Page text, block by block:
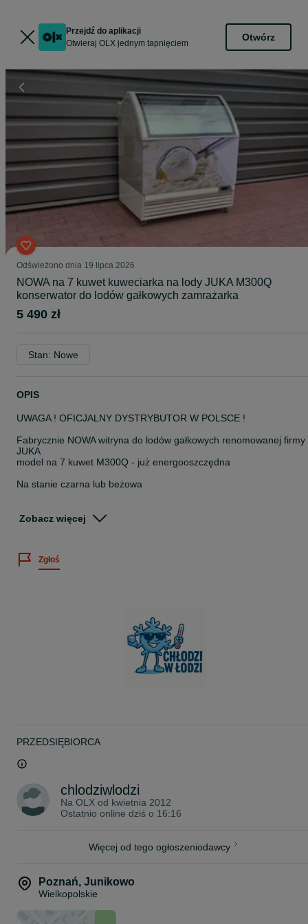
Przejdź do aplikacji
Otwieraj OLX jednym tapnięciem
Otwórz
Odświeżono dnia 19 lipca 2026
NOWA na 7 kuwet kuweciarka na lody JUKA M300Q
konserwator do lodów gałkowych zamrażarka
5 490 zł
Stan: Nowe
OPIS
UWAGA ! OFICJALNY DYSTRYBUTOR W POLSCE !
Fabrycznie NOWA witryna do lodów gałkowych renomowanej firmy
JUKA
model na 7 kuwet M300Q - już energooszczędna
Na stanie czarna lub beżowa
Zakres temperatur -14 -23 °C
Oklejona z trzech stron motywem lodów
9 kuwet - długość - 122cm / szer. 72cm / wys. 120cm
12 kuwet - długość - 166cm / szer. 72cm / wys. 120cm
18 kuwet - długość - 167cm / szer. 91cm / wys. 125cm
Wystawiamy pełne faktury VAT 23% - cena BRUTTO 5490 zł
Opcja z półautomatycznym rozmrażaniem 5850 zł BRUTTO
- wysyłka paletowa ubezpieczona 320 zł brutto - CAŁY KRAJ -
WYSYŁAMY RÓWNIEŻ ZA POBRANIEM !
Lub odbiór osobisty:
(1) ŁÓDŹ ul. Chocianowicka
Zobacz więcej
Zgłoś
PRZEDSIĘBIORCA
chlodziwlodzi
Na OLX od kwietnia 2012
Ostatnio online dziś o 16:16
Więcej od tego ogłoszeniodawcy
Poznań, Junikowo
Wielkopolskie